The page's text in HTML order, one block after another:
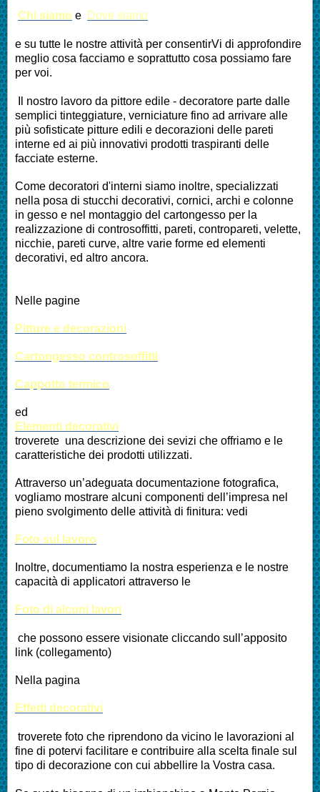
Chi siamo e Dove siamo
e su tutte le nostre attività per consentirVi di approfondire
meglio cosa facciamo e soprattutto cosa possiamo fare
per voi.
Il nostro lavoro da pittore edile - decoratore parte dalle
semplici tinteggiature, verniciature fino ad arrivare alle
più sofisticate pitture edili e decorazioni delle pareti
interne ed ai più innovativi prodotti traspiranti delle
facciate esterne.
Come decoratori d'interni siamo inoltre, specializzati
nella posa di stucchi decorativi, cornici, archi e colonne
in gesso e nel montaggio del cartongesso per la
realizzazione di controsoffitti, pareti, contropareti, velette,
nicchie, pareti curve, altre varie forme ed elementi
decorativi, ed altro ancora.
Nelle pagine
Pitture e decorazioni
Cartongesso controsoffitti
Cappotto termico
ed
Elementi decorativi
troverete una descrizione dei sevizi che offriamo e le
caratteristiche dei prodotti utilizzati.
Attraverso un’adeguata documentazione fotografica,
vogliamo mostrare alcuni componenti dell’impresa nel
pieno svolgimento delle attività di finitura: vedi
Foto sul lavoro
Inoltre, documentiamo la nostra esperienza e le nostre
capacità di applicatori attraverso le
Foto di alcuni lavori
che possono essere visionate cliccando sull’apposito
link (collegamento)
Nella pagina
Effetti decorativi
troverete foto che riprendono da vicino le lavorazioni al
fine di potervi facilitare e contribuire alla scelta finale sul
tipo di decorazione con cui abbellire la Vostra casa.